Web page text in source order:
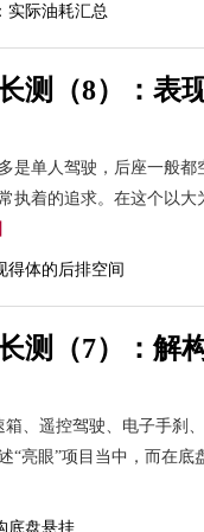
测（8）：表
是单人驾驶，后座一般
执着的追求。在这个以
测（7）：解
箱、遥控驾驶、电子手
“亮眼”项目当中，而在底